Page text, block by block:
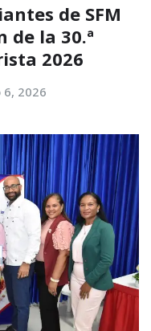
de SFM
de la 30.ª
2026
6, 2026